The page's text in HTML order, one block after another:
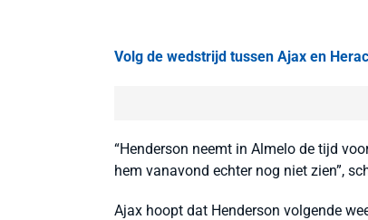
Volg de wedstrijd tussen Ajax en
“Henderson neemt in Almelo de tijd
hem vanavond echter nog niet zien”,
Ajax hoopt dat Henderson volgende